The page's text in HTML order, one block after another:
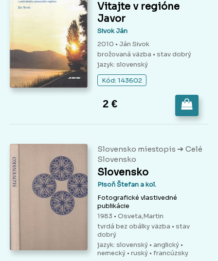
Vitajte v regióne
Javor
Sivok Ján
2010 • Ján Sivok
brožovaná väzba • stav dobrý
jazyk: slovenský
Kód: 143602
2 €
Slovensko miestopis ➔ Celé
Slovensko
Slovensko
Pisoň Štefan a kol.
Fotografické vlastivedné
publikácie
1983 • Osveta,Martin
tvrdá bez obálky väzba • stav
dobrý
jazyk: slovenský • anglický •
nemecký • ruský • francúzsky